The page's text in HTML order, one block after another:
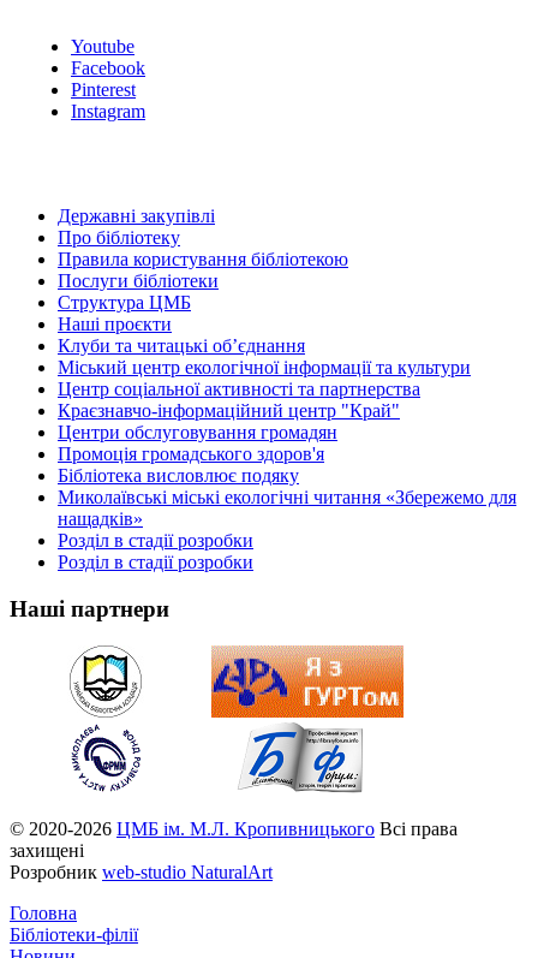
Youtube
Facebook
Pinterest
Instagram
Державні закупівлі
Про бібліотеку
Правила користування бібліотекою
Послуги бібліотеки
Структура ЦМБ
Наші проєкти
Клуби та читацькі об’єднання
Міський центр екологічної інформації та культури
Центр соціальної активності та партнерства
Краєзнавчо-інформаційний центр "Край"
Центри обслуговування громадян
Промоція громадського здоров'я
Бібліотека висловлює подяку
Миколаївські міські екологічні читання «Збережемо для
нащадків»
Розділ в стадії розробки
Розділ в стадії розробки
Наші партнери
© 2020-2026 ЦМБ ім. М.Л. Кропивницького Всі права
захищені
Розробник web-studio NaturalArt
Головна
Бібліотеки-філії